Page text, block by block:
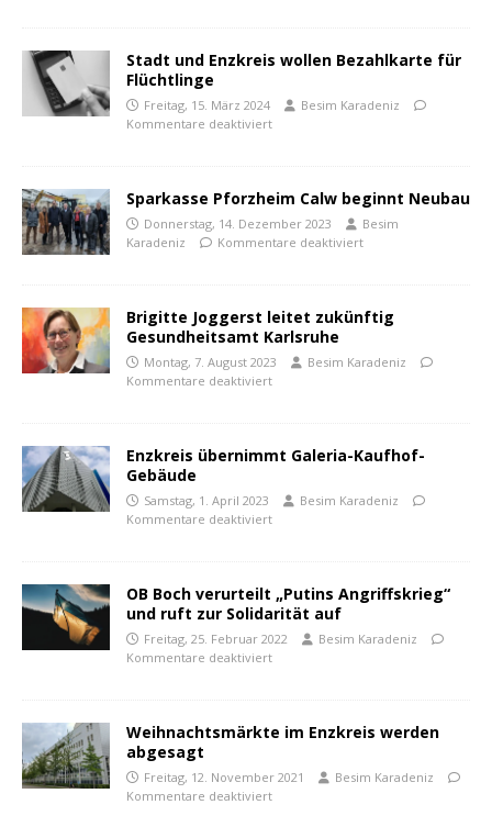
Stadt und Enzkreis wollen Bezahlkarte für
Flüchtlinge
Freitag, 15. März 2024
Besim Karadeniz
Kommentare deaktiviert
Sparkasse Pforzheim Calw beginnt Neubau
Donnerstag, 14. Dezember 2023
Besim
Karadeniz
Kommentare deaktiviert
Brigitte Joggerst leitet zukünftig
Gesundheitsamt Karlsruhe
Montag, 7. August 2023
Besim Karadeniz
Kommentare deaktiviert
Enzkreis übernimmt Galeria-Kaufhof-
Gebäude
Samstag, 1. April 2023
Besim Karadeniz
Kommentare deaktiviert
OB Boch verurteilt „Putins Angriffskrieg“
und ruft zur Solidarität auf
Freitag, 25. Februar 2022
Besim Karadeniz
Kommentare deaktiviert
Weihnachtsmärkte im Enzkreis werden
abgesagt
Freitag, 12. November 2021
Besim Karadeniz
Kommentare deaktiviert